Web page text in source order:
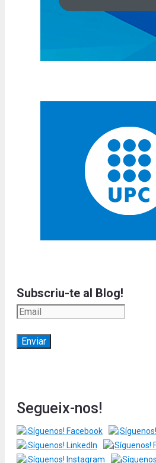
Subscriu-te al Blog!
Segueix-nos!